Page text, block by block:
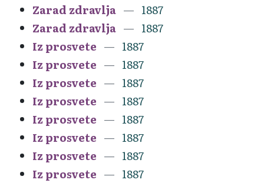
Zarad zdravlja
1887
Zarad zdravlja
1887
Iz prosvete
1887
Iz prosvete
1887
Iz prosvete
1887
Iz prosvete
1887
Iz prosvete
1887
Iz prosvete
1887
Iz prosvete
1887
Iz prosvete
1887